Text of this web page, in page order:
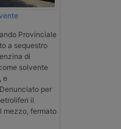
Provinciale
a sequestro
di
solvente
e
per
il
mezzo, fermato